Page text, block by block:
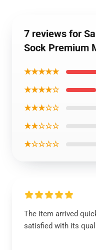
7 reviews for
Sock Premium
★★★★★
★★★★☆
★★★☆☆
★★☆☆☆
★☆☆☆☆
The item arrived
satisfied with its